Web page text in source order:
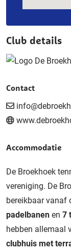
Club details
Contact
Accommodatie
De Broekhoek
vereniging. De
bereikbaar vanaf
padelbanen en 7
hebben allemaal
clubhuis met